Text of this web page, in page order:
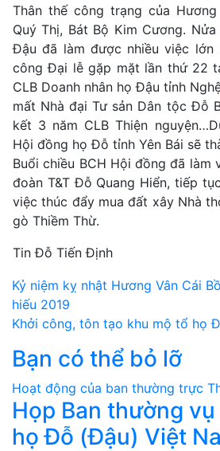
Thân thế công trạng của
Quý Thị, Bát Bộ Kim Cương.
Đậu đã làm được nhiều việc
công Đại lễ gặp mặt lần thứ 22
CLB Doanh nhân họ Đậu tỉnh
mất Nhà đại Tư sản Dân tộc Đỗ
kết 3 năm CLB Thiện
Hội đồng họ Đỗ tỉnh Yên Bái sẽ
Buổi chiều BCH Hội đồng đã làm
đoàn T&T Đỗ Quang Hiển, tiếp
việc thúc đẩy mua đất xây Nhà
gò Thiềm Thừ.
Tin Đỗ Tiến Định
Điều
hướng
bài
viết
Kỷ niệm kỵ nhật Hương Vân Cái
hiếu 2019
Khởi công, tôn tạo khu mộ tổ họ
Bạn có thể bỏ lỡ
Hoạt động của ban thường trực
Họp Ban thường
họ Đỗ (Đậu) Việt